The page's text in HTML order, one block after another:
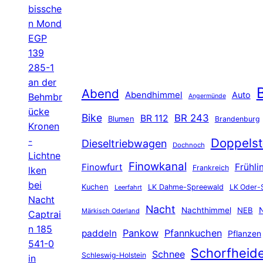
bissche
n Mond
EGP
139
285-1
an der
Behmbr
ücke
Kronen
-
Lichtne
lken
bei
Nacht
Captrai
n 185
541-0
in
Abend Abendhimmel Angermünde Auto
Bike Blumen BR 112 BR 243 Brandenburg
Dieseltriebwagen Dochnoch
Finowfurt Finowkanal Frankreich
Kuchen Leerfahrt LK Dahme-Spreewald LK Oder-
Märkisch Oderland Nacht Nachthimmel NEB
paddeln Pankow Pfannkuchen Pflanzen
Schleswig-Holstein Schnee